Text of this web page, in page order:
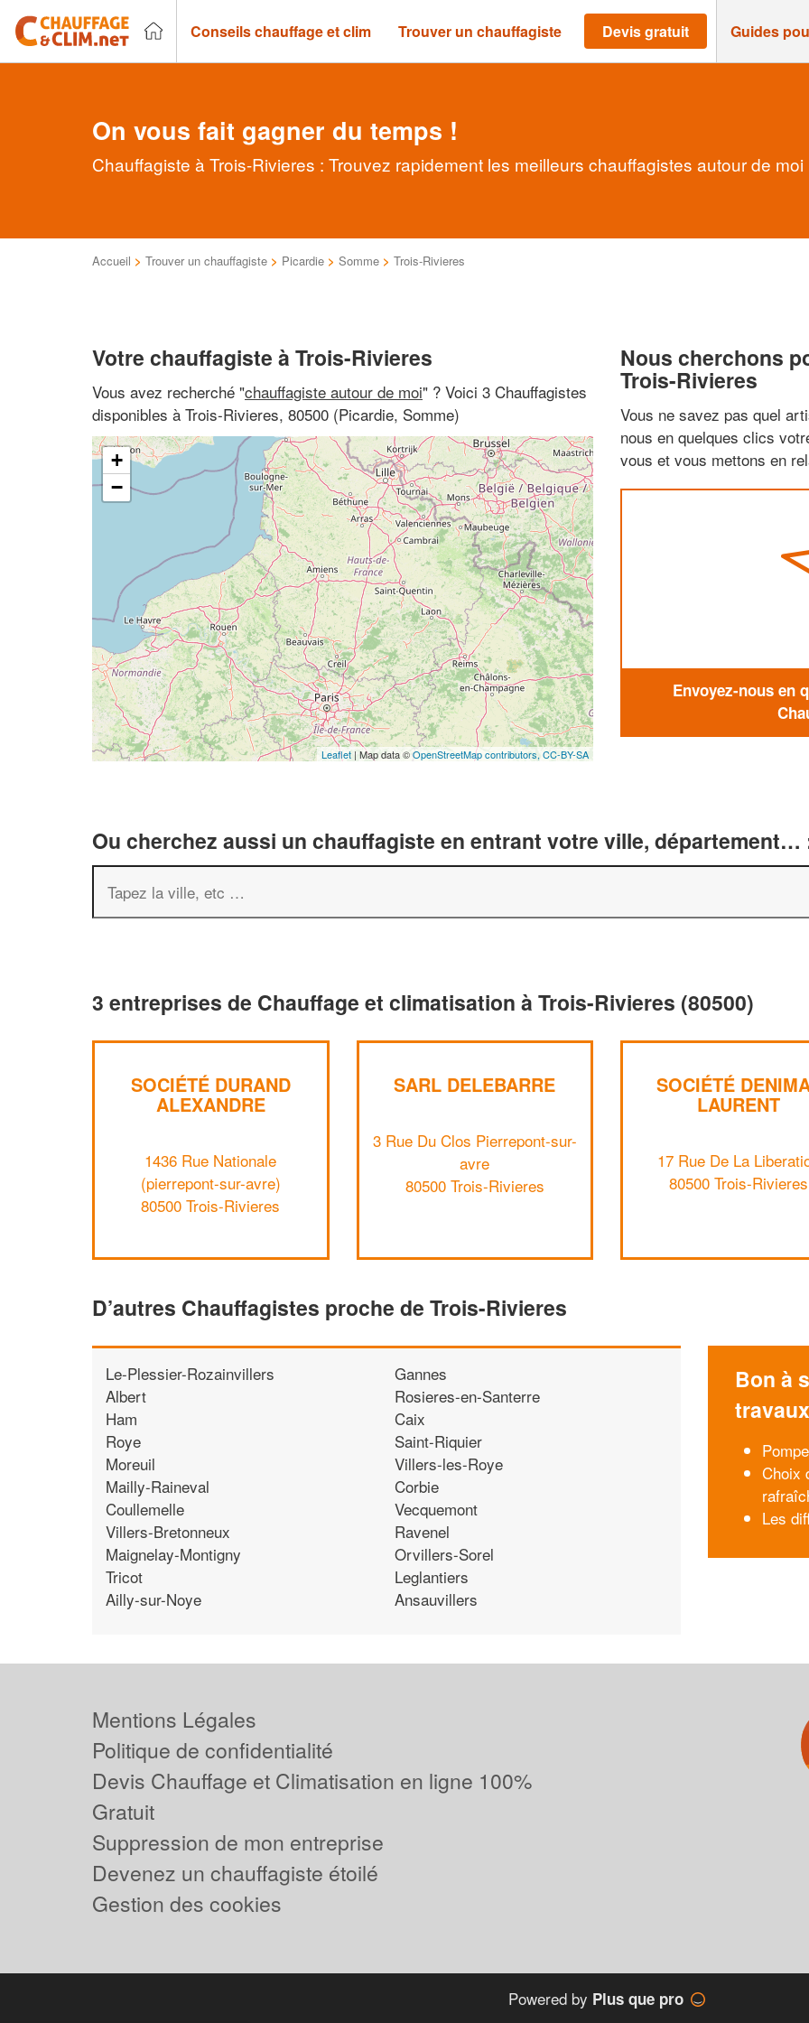
Conseils chauffage et clim Trouver un chauffagiste Devis gratuit Guides
On vous fait gagner du temps !
Chauffagiste à Trois-Rivieres : Trouvez rapidement les meilleurs chauffagistes autour de moi
Accueil > Trouver un chauffagiste > Picardie > Somme > Trois-Rivieres
Votre chauffagiste à Trois-Rivieres
Vous avez recherché "chauffagiste autour de moi" ? Voici 3 Chauffagistes
disponibles à Trois-Rivieres, 80500 (Picardie, Somme)
+
−
Leaflet | Map data ©OpenStreetMap contributors, CC-BY-SA
Nous cherchons
Trois-Rivieres
Vous ne savez pas quel
nous en quelques clics
vous et vous mettons en
Envoyez-nous en
Ou cherchez aussi un chauffagiste en entrant votre ville, département…
3 entreprises de Chauffage et climatisation à Trois-Rivieres (80500)
SOCIÉTÉ DURAND
ALEXANDRE
1436 Rue Nationale
(pierrepont-sur-avre)
80500 Trois-Rivieres
SARL DELEBARRE
3 Rue Du Clos Pierrepont-sur-
avre
80500 Trois-Rivieres
SOCIÉTÉ
LAURENT
17 Rue De La
80500 Trois-Rivieres
D’autres Chauffagistes proche de Trois-Rivieres
Le-Plessier-Rozainvillers
Albert
Ham
Roye
Moreuil
Mailly-Raineval
Coullemelle
Villers-Bretonneux
Maignelay-Montigny
Tricot
Ailly-sur-Noye
Gannes
Rosieres-en-Santerre
Caix
Saint-Riquier
Villers-les-Roye
Corbie
Vecquemont
Ravenel
Orvillers-Sorel
Leglantiers
Ansauvillers
Bon à
travaux
Choix
Les
Mentions Légales
Politique de confidentialité
Devis Chauffage et Climatisation en ligne 100%
Gratuit
Suppression de mon entreprise
Devenez un chauffagiste étoilé
Gestion des cookies
Powered by Plus que pro